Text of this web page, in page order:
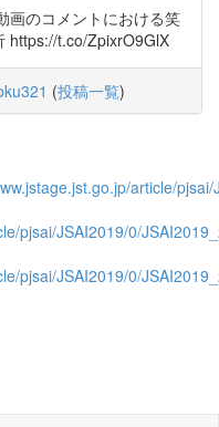
画のコメントにおける笑
https://t.co/ZpixrO9GlX
(投稿一覧)
article/
pjsai/JSAI2019/0/
pjsai/JSAI2019/0/